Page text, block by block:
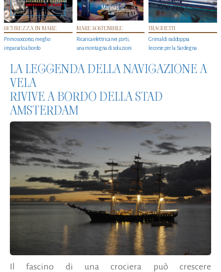
SICUREZZA IN MARE
Primo soccorso, meglio
impararlo a bordo
MARE SOSTENIBILE
Ricarica elettrica nei porti,
una montagna di soluzioni
TRAGHETTI
Grimaldi raddoppia
le corse per la Sardegna
LA LEGGENDA DELLA NAVIGAZIONE A
VELA
RIVIVE A BORDO DELLA STAD
AMSTERDAM
Il fascino di una crociera può crescere